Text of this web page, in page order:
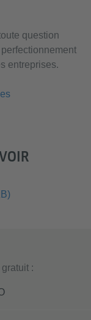
question
entreprises.
: